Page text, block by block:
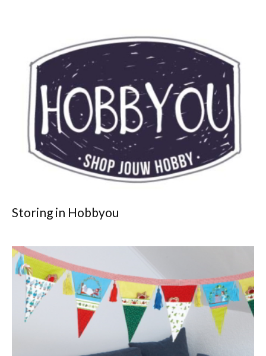
Storing in Hobbyou